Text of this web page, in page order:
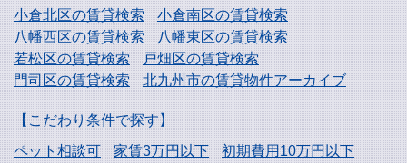
小倉北区の賃貸検索
小倉南区の賃貸検索
八幡西区の賃貸検索
八幡東区の賃貸検索
若松区の賃貸検索
戸畑区の賃貸検索
門司区の賃貸検索
北九州市の賃貸物件アーカイブ
【こだわり条件で探す】
ペット相談可
家賃3万円以下
初期費用10万円以下